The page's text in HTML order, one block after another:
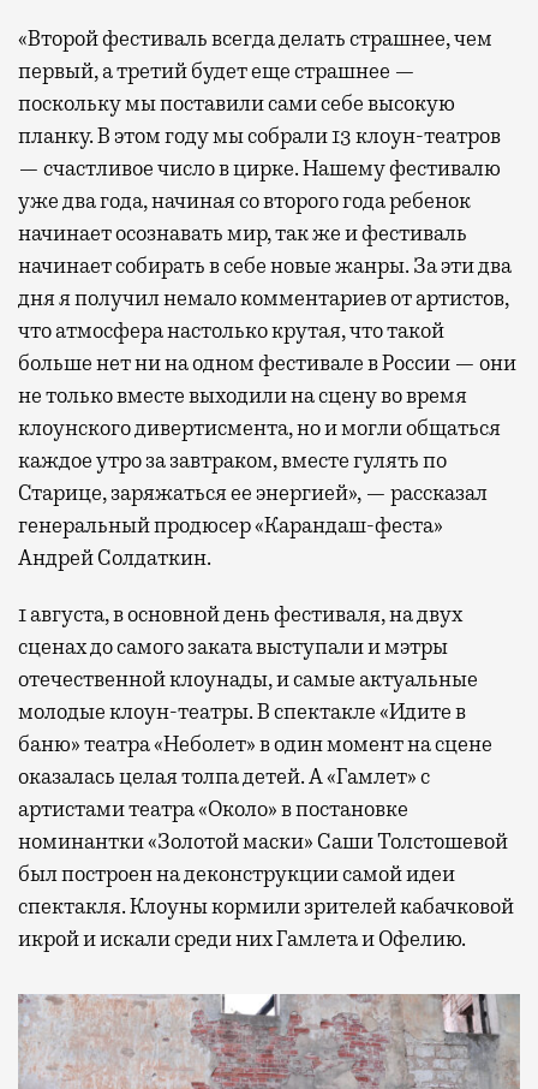
«Второй фестиваль всегда делать страшнее, чем
первый, а третий будет еще страшнее —
поскольку мы поставили сами себе высокую
планку. В этом году мы собрали 13 клоун-театров
— счастливое число в цирке. Нашему фестивалю
уже два года, начиная со второго года ребенок
начинает осознавать мир, так же и фестиваль
начинает собирать в себе новые жанры. За эти два
дня я получил немало комментариев от артистов,
что атмосфера настолько крутая, что такой
больше нет ни на одном фестивале в России — они
не только вместе выходили на сцену во время
клоунского дивертисмента, но и могли общаться
каждое утро за завтраком, вместе гулять по
Старице, заряжаться ее энергией», — рассказал
генеральный продюсер «Карандаш-феста»
Андрей Солдаткин.
1 августа, в основной день фестиваля, на двух
сценах до самого заката выступали и мэтры
отечественной клоунады, и самые актуальные
молодые клоун-театры. В спектакле «Идите в
баню» театра «Неболет» в один момент на сцене
оказалась целая толпа детей. А «Гамлет» с
артистами театра «Около» в постановке
номинантки «Золотой маски» Саши Толстошевой
был построен на деконструкции самой идеи
спектакля. Клоуны кормили зрителей кабачковой
икрой и искали среди них Гамлета и Офелию.